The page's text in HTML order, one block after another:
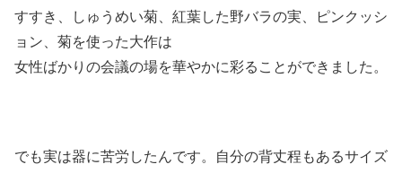
すすき、しゅうめい菊、紅葉した野バラの実、ピンクッシ
ョン、菊を使った大作は
女性ばかりの会議の場を華やかに彩ることができました。
でも実は器に苦労したんです。自分の背丈程もあるサイズ